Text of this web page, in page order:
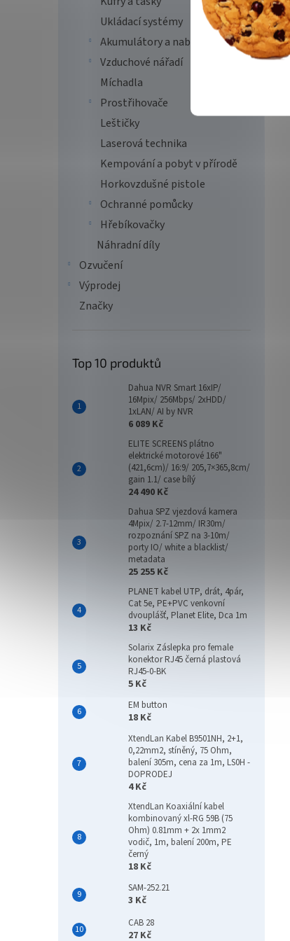
Ukládací systémy
Akumulátory a nabíječky
Vzduchové nářadí
Míchadla
Prostřihovače
Leštičky
Laserová technika
Kempování a pobyt v přírodě
Horkovzdušné pistole
Ochranné pomůcky
Hřebíkovačky
Náhradní díly
Ozvučení
Výprodej
Značky
Top 10 produktů
Dahua NVR Smart 16xIP/
16Mpix/ 256Mbps/ 2xHDD/
1xLAN/ AI by NVR
6 089 Kč
ELITE SCREENS plátno
elektrické motorové 166"
(421,6cm)/ 16:9/ 205,7×365,8cm/
gain 1.1/ case bílý
24 490 Kč
Dahua SPZ vjezdová kamera
4Mpix/ 2.7-12mm/ IR30m/
rozpoznání SPZ na 3-10m/
porty IO/ white a blacklist/
metadata
25 255 Kč
PLANET kabel UTP, drát, 4pár,
Cat 5e, PE+PVC venkovní
dvouplášť, Planet Elite, Dca 1m
13 Kč
Solarix Záslepka pro female
konektor RJ45 černá plastová
RJ45-0-BK
5 Kč
EM button
18 Kč
XtendLan Kabel B9501NH, 2+1,
0,22mm2, stíněný, 75 Ohm,
balení 305m, cena za 1m, LS0H -
DOPRODEJ
4 Kč
XtendLan Koaxiální kabel
kombinovaný xl-RG 59B (75
Ohm) 0.81mm + 2x 1mm2
vodič, 1m, balení 200m, PE
černý
18 Kč
SAM-252.21
3 Kč
CAB 28
27 Kč